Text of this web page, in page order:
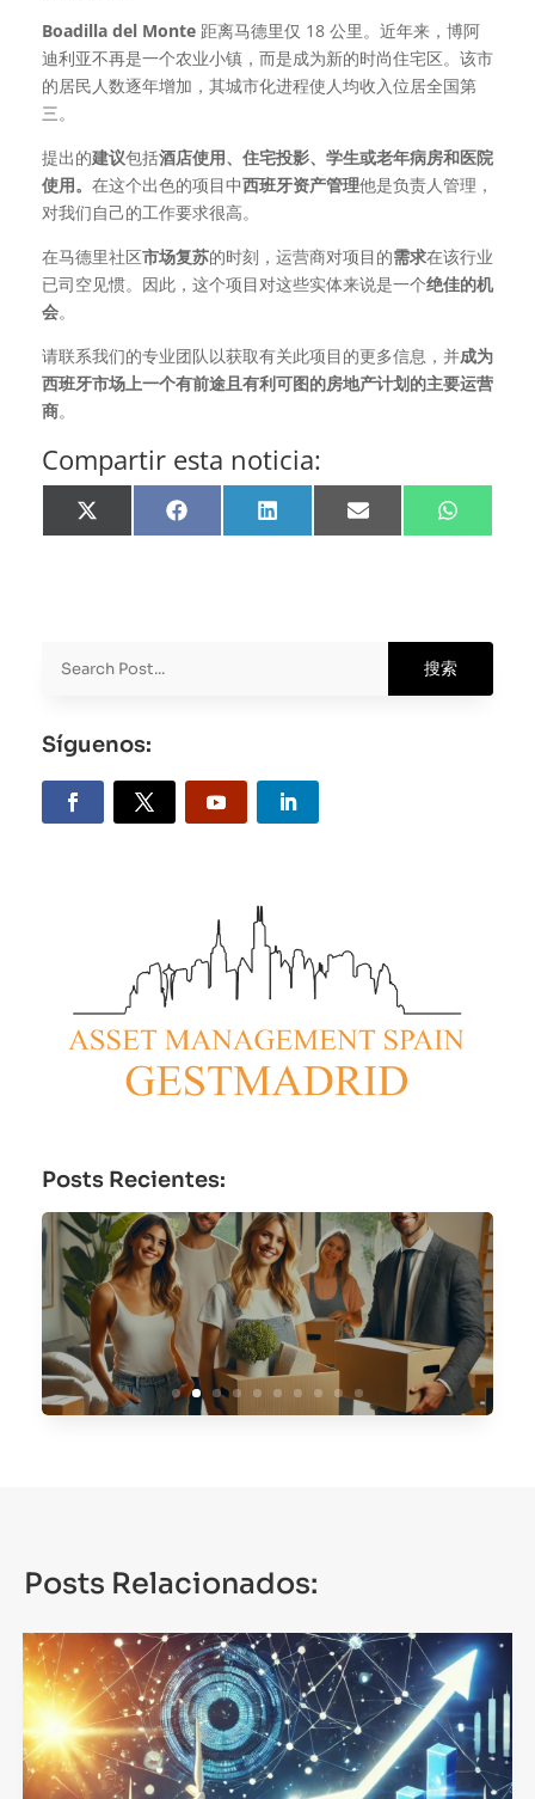
Boadilla del Monte 距离马德里仅 18 公里。近年来，博阿
迪利亚不再是一个农业小镇，而是成为新的时尚住宅区。该市
的居民人数逐年增加，其城市化进程使人均收入位居全国第
三。
提出的建议包括酒店使用、住宅投影、学生或老年病房和医院
使用。 在这个出色的项目中西班牙资产管理他是负责人管理，
对我们自己的工作要求很高。
在马德里社区市场复苏的时刻，运营商对项目的需求在该行业
已司空见惯。因此，这个项目对这些实体来说是一个绝佳的机
会。
请联系我们的专业团队以获取有关此项目的更多信息，并成为
西班牙市场上一个有前途且有利可图的房地产计划的主要运营
商。
Compartir esta noticia:
分
享
分
享
分
享
分
享
分
享
Síguenos:
Posts Recientes:
Servicios de Relocation en
España con Asset
Management Spain
Posts Relacionados: